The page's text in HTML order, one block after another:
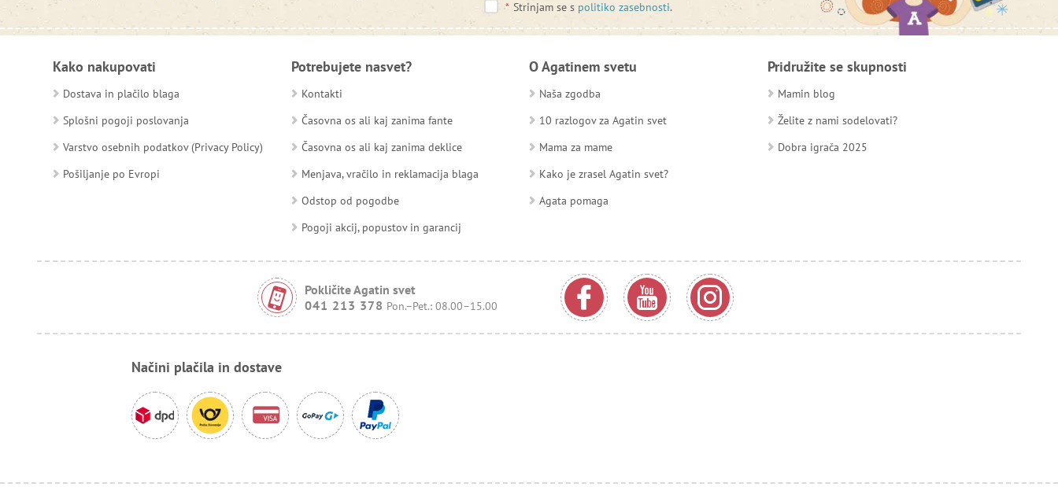
* Strinjam se s politiko zasebnosti.
Kako nakupovati
Dostava in plačilo blaga
Splošni pogoji poslovanja
Varstvo osebnih podatkov (Privacy Policy)
Pošiljanje po Evropi
Potrebujete nasvet?
Kontakti
Časovna os ali kaj zanima fante
Časovna os ali kaj zanima deklice
Menjava, vračilo in reklamacija blaga
Odstop od pogodbe
Pogoji akcij, popustov in garancij
O Agatinem svetu
Naša zgodba
10 razlogov za Agatin svet
Mama za mame
Kako je zrasel Agatin svet?
Agata pomaga
Pridružite se skupnosti
Mamin blog
Želite z nami sodelovati?
Dobra igrača 2025
Pokličite Agatin svet
041 213 378 Pon.–Pet.: 08.00–15.00
Načini plačila in dostave